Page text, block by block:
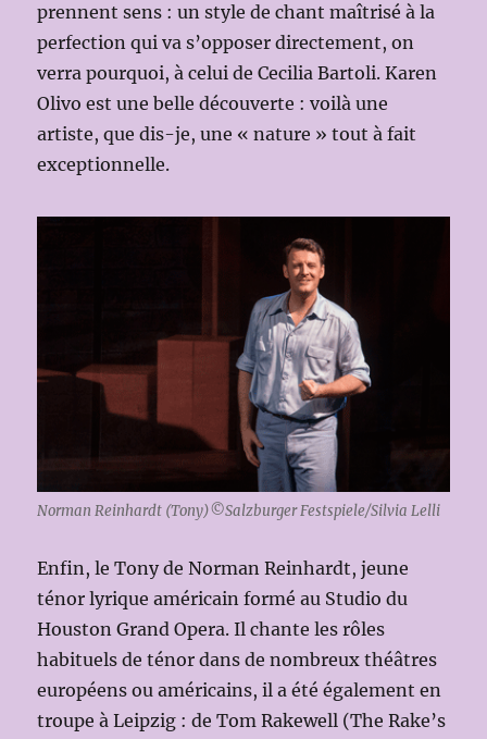
prennent sens : un style de chant maîtrisé à la
perfection qui va s’opposer directement, on
verra pourquoi, à celui de Cecilia Bartoli. Karen
Olivo est une belle découverte : voilà une
artiste, que dis-je, une « nature » tout à fait
exceptionnelle.
Norman Reinhardt (Tony)©Salzburger Festspiele/Silvia Lelli
Enfin, le Tony de Norman Reinhardt, jeune
ténor lyrique américain formé au Studio du
Houston Grand Opera. Il chante les rôles
habituels de ténor dans de nombreux théâtres
européens ou américains, il a été également en
troupe à Leipzig : de Tom Rakewell (The Rake’s